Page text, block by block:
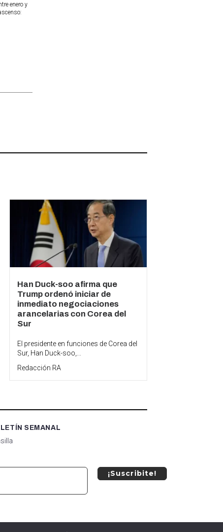
enero y
Han Duck-soo afirma que
Trump ordenó iniciar de
inmediato negociaciones
arancelarias con Corea del
Sur
El presidente en funciones de Corea del
Sur, Han Duck-soo,...
Redacción RA
SEMANAL